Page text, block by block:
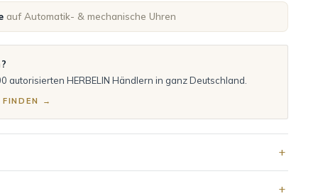
auf Automatik- & mechanische Uhren
autorisierten HERBELIN Händlern in ganz Deutschland.
FINDEN →